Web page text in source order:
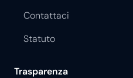
Contattaci
Statuto
Trasparenza